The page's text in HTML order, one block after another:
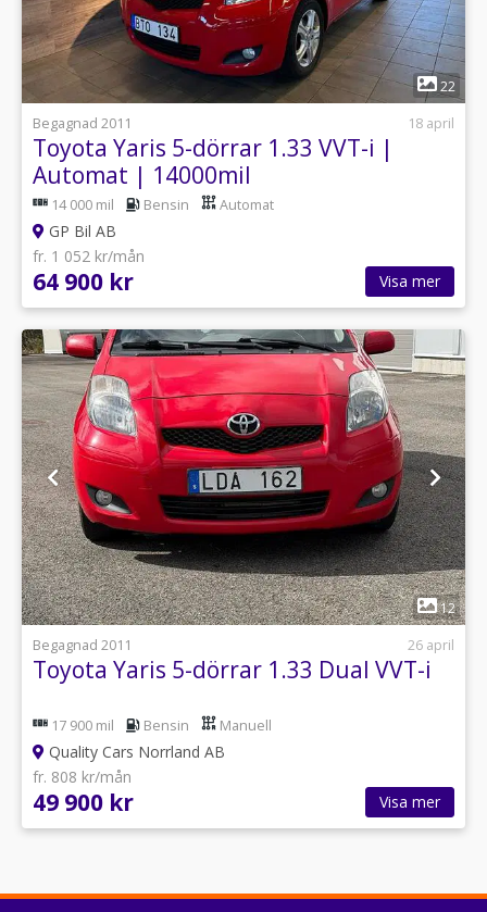
1
22
Begagnad 2011
18 april
Toyota Yaris 5-dörrar 1.33 VVT-i |
Automat | 14000mil
14 000 mil Bensin Automat
GP Bil AB
fr. 1 052 kr/mån
64 900 kr Visa mer
1
12
Begagnad 2011
26 april
Toyota Yaris 5-dörrar 1.33 Dual VVT-i
17 900 mil Bensin Manuell
Quality Cars Norrland AB
fr. 808 kr/mån
49 900 kr Visa mer